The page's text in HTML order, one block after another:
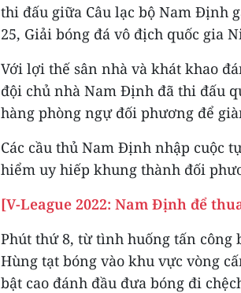
thi đấu giữa Câu lạc bộ Nam Định
25, Giải bóng đá vô địch quốc gia
Với lợi thế sân nhà và khát khao
đội chủ nhà Nam Định đã thi đấu
hàng phòng ngự đối phương để
Các cầu thủ Nam Định nhập cuộc
hiểm uy hiếp khung thành đối
[V-League 2022: Nam Định để
Phút thứ 8, từ tình huống tấn
Hùng tạt bóng vào khu vực vòng
bật cao đánh đầu đưa bóng đi